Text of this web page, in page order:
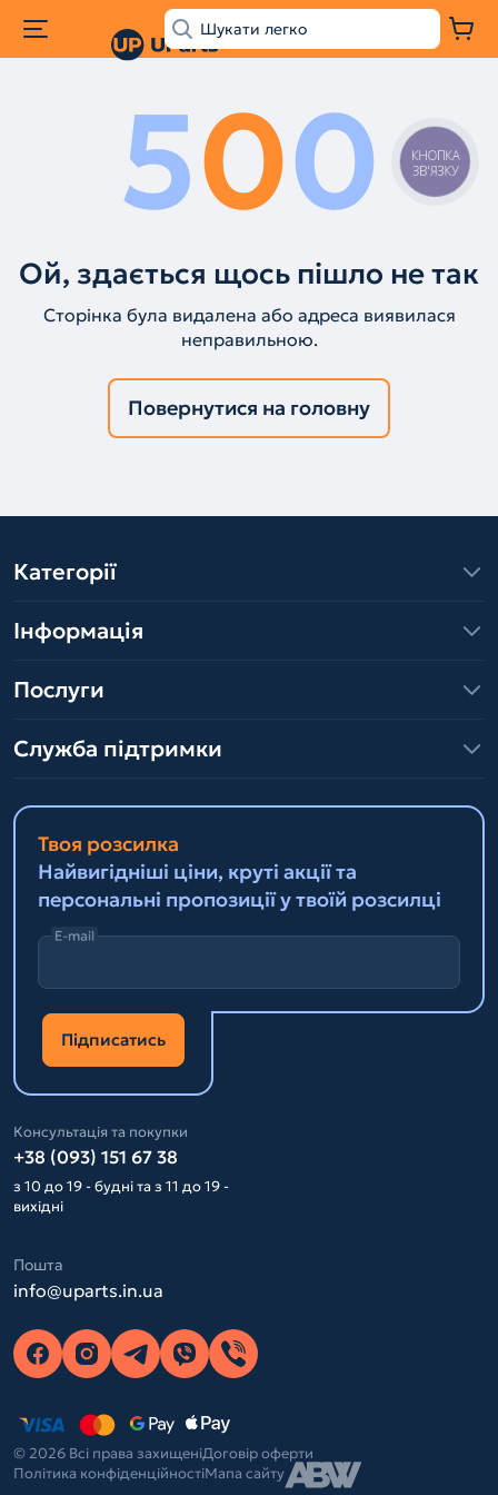
500
Ой, здається щось пішло не так
Сторінка була видалена або адреса виявилася
неправильною.
Повернутися на головну
Категорії
Інформація
Послуги
Служба підтримки
Твоя розсилка
Найвигідніші ціни, круті акції та
персональні пропозиції у твоїй розсилці
E-mail
Підписатись
Консультація та покупки
+38 (093) 151 67 38
з 10 до 19 - будні та з 11 до 19 -
вихідні
Пошта
info@uparts.in.ua
© 2026 Всі права захищеніДоговір оферти
Політика конфіденційностіМапа сайту
КНОПКА
ЗВ'ЯЗКУ